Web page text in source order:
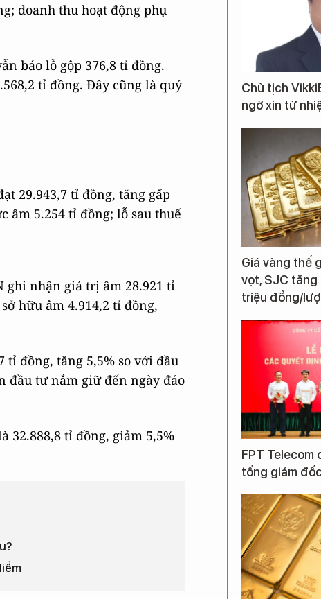
doanh thu hoạt động phụ
báo lỗ gộp 376,8 tỉ đồng.
tỉ đồng. Đây cũng là quý
29.943,7 tỉ đồng, tăng gấp
âm 5.254 tỉ đồng; lỗ sau thuế
ghi nhận giá trị âm 28.921 tỉ
hữu âm 4.914,2 tỉ đồng,
tỉ đồng, tăng 5,5% so với đầu
đầu tư nắm giữ đến ngày đáo
32.888,8 tỉ đồng, giảm 5,5%
Chủ tịch
ngờ xin từ
Giá vàng thế
vọt, SJC tăng
triệu đồng/
FPT Telecom
tổng giám